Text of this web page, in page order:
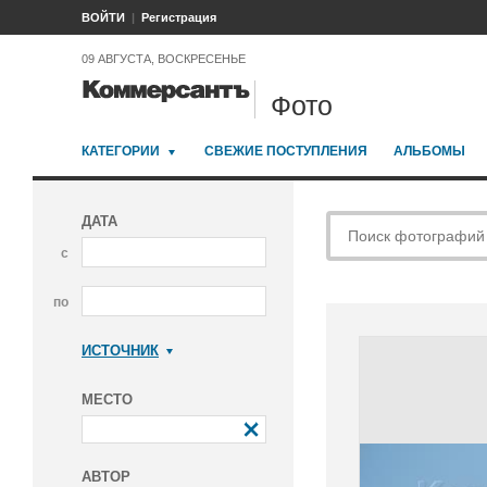
ВОЙТИ Регистрация
09 АВГУСТА, ВОСКРЕСЕНЬЕ
Фото
КАТЕГОРИИ СВЕЖИЕ ПОСТУПЛЕНИЯ АЛЬБОМЫ
ДАТА
с
по
ИСТОЧНИК
МЕСТО
АВТОР